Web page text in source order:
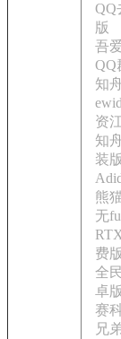
QQ
版
吾
QQ
知
资
知
装版
熊
无
费版
全
卓版
赛
兄